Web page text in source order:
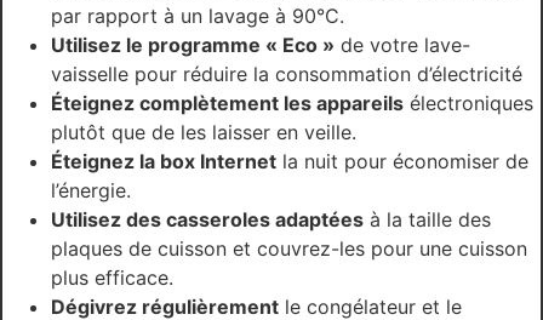
par rapport à un lavage à 90°C.
Utilisez le programme « Eco » de votre lave-
vaisselle pour réduire la consommation d’électricité
Éteignez complètement les appareils électroniques
plutôt que de les laisser en veille.
Éteignez la box Internet la nuit pour économiser de
l’énergie.
Utilisez des casseroles adaptées à la taille des
plaques de cuisson et couvrez-les pour une cuisson
plus efficace.
Dégivrez régulièrement le congélateur et le